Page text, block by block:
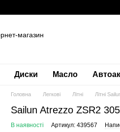
Диски Масло
Головна Легкові Літні Літні
Sailun Atrezzo ZSR2
В наявності Артикул: 439567